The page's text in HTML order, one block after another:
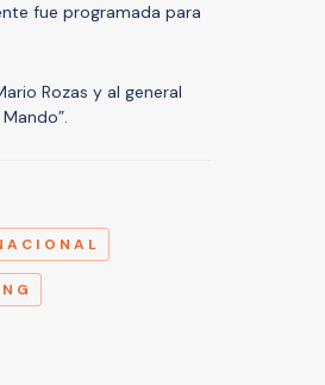
fue programada para
Rozas y al general